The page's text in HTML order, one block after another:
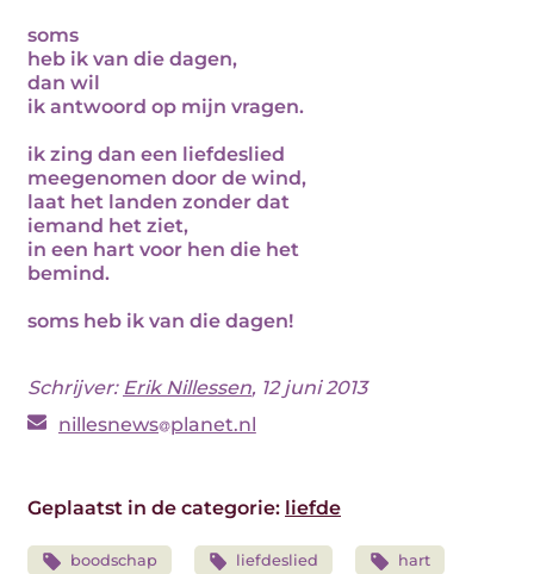
soms
heb ik van die dagen,
dan wil
ik antwoord op mijn vragen.
ik zing dan een liefdeslied
meegenomen door de wind,
laat het landen zonder dat
iemand het ziet,
in een hart voor hen die het
bemind.
soms heb ik van die dagen!
Schrijver: Erik Nillessen, 12 juni 2013
nillesnews planet.nl
Geplaatst in de categorie: liefde
boodschap liefdeslied hart